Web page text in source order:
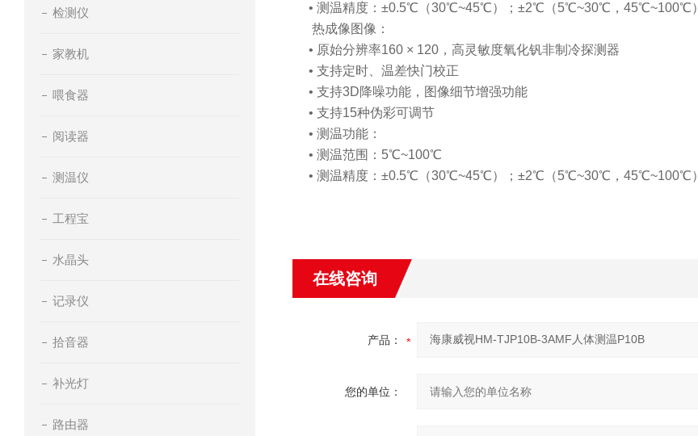
检测仪
家教机
喂食器
阅读器
测温仪
工程宝
水晶头
记录仪
拾音器
补光灯
路由器
• 测温精度：±0.5℃（30℃~45℃）；±2℃（5℃~30℃，45℃~100℃）
热成像图像：
• 原始分辨率160 × 120，高灵敏度氧化钒非制冷探测器
• 支持定时、温差快门校正
• 支持3D降噪功能，图像细节增强功能
• 支持15种伪彩可调节
• 测温功能：
• 测温范围：5℃~100℃
• 测温精度：±0.5℃（30℃~45℃）；±2℃（5℃~30℃，45℃~100℃）
在线咨询
产品：
您的单位：